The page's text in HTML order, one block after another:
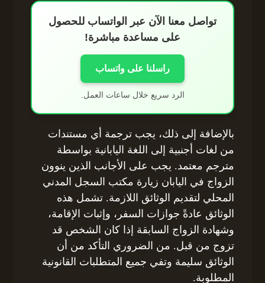
تواصل معنا الآن عبر الواتساب للحصول
على مساعدة مباشرة!
راسلنا على واتساب
الرد سريع خلال ساعات العمل.
بالإضافة إلى ذلك، يجب ترجمة أي مستندات
من لغات أجنبية إلى اللغة اليابانية بواسطة
مترجم معتمد. يجب على الأجانب الذين ينوون
الزواج في اليابان زيارة مكتب السجل المدني
المحلي لتقديم الوثائق اللازمة. تشمل هذه
الوثائق عادةً جوازات السفر، وإثبات الإقامة،
وشهادة الزواج السابقة إذا كان الشخص قد
تزوج من قبل. من الضروري التأكد من أن
الوثائق سليمة وتفي جميع المتطلبات القانونية
المطلوبة.